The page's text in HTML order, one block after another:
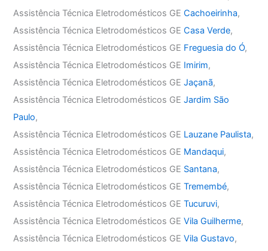
Assistência Técnica Eletrodomésticos GECachoeirinha,
Assistência Técnica Eletrodomésticos GECasa Verde,
Assistência Técnica Eletrodomésticos GE Freguesia do Ó,
Assistência Técnica Eletrodomésticos GE Imirim,
Assistência Técnica Eletrodomésticos GEJaçanã,
Assistência Técnica Eletrodomésticos GEJardim São
Paulo,
Assistência Técnica Eletrodomésticos GE Lauzane Paulista,
Assistência Técnica Eletrodomésticos GE Mandaqui,
Assistência Técnica Eletrodomésticos GE Santana,
Assistência Técnica Eletrodomésticos GETremembé,
Assistência Técnica Eletrodomésticos GETucuruvi,
Assistência Técnica Eletrodomésticos GEVila Guilherme,
Assistência Técnica Eletrodomésticos GEVila Gustavo,